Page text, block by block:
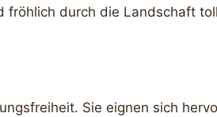
durch die Landschaft
Sie eignen sich